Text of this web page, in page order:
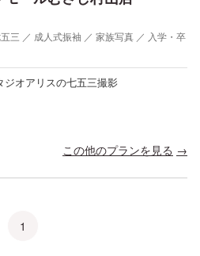
三 ／ 成人式振袖 ／ 家族写真 ／ 入学・卒
ジオアリスの七五三撮影
この他のプランを見る
1